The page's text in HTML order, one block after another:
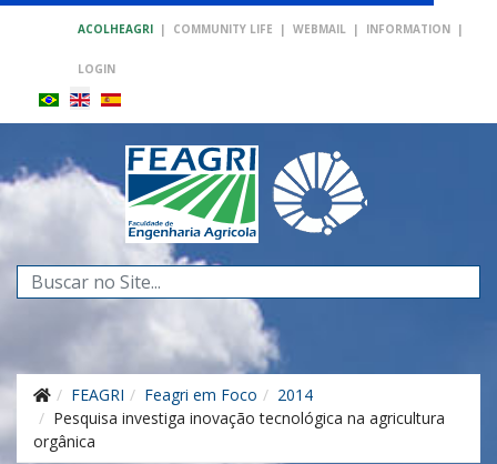
ACOLHEAGRI | COMMUNITY LIFE | WEBMAIL | INFORMATION |
LOGIN
Search
...
FEAGRI Feagri em Foco
2014
Pesquisa investiga inovação tecnológica na agricultura
orgânica